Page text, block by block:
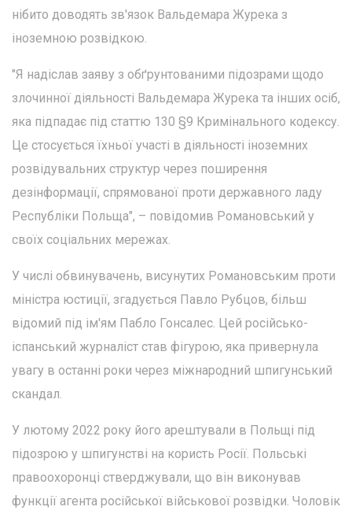
нібито доводять зв'язок Вальдемара Журека з
іноземною розвідкою.
"Я надіслав заяву з обґрунтованими підозрами щодо
злочинної діяльності Вальдемара Журека та інших осіб,
яка підпадає під статтю 130 §9 Кримінального кодексу.
Це стосується їхньої участі в діяльності іноземних
розвідувальних структур через поширення
дезінформації, спрямованої проти державного ладу
Республіки Польща", – повідомив Романовський у
своїх соціальних мережах.
У числі обвинувачень, висунутих Романовським проти
міністра юстиції, згадується Павло Рубцов, більш
відомий під ім'ям Пабло Гонсалес. Цей російсько-
іспанський журналіст став фігурою, яка привернула
увагу в останні роки через міжнародний шпигунський
скандал.
У лютому 2022 року його арештували в Польщі під
підозрою у шпигунстві на користь Росії. Польські
правоохоронці стверджували, що він виконував
функції агента російської військової розвідки. Чоловік